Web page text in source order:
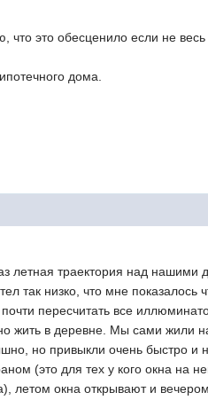
это обесценило если не весь
дома.
летная траектория над нашими
так низко, что мне показалось
почти пересчитать все
жить в деревне. Мы сами жили
но привыкли очень быстро и
(это для тех у кого окна на
летом окна открывают и